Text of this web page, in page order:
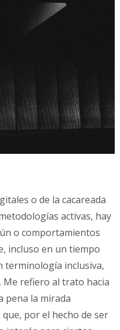
o de la cacareada
activas, hay
o comportamientos
incluso en un tiempo
terminología inclusiva,
Me refiero al trato hacia
pena la mirada
que, por el hecho de ser